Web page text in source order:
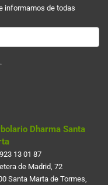
informamos de todas
.
Dharma Santa
923 13 01 87
de Madrid, 72
Santa Marta de Tormes,